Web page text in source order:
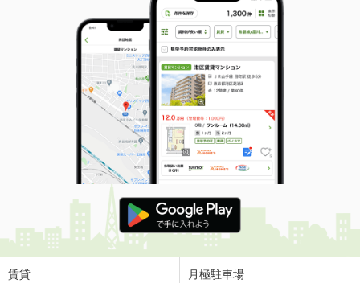
賃貸 月極駐車場